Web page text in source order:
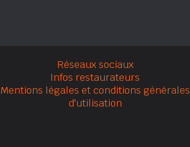
Réseaux sociaux
Infos restaurateurs
Mentions légales et conditions générales
d'utilisation